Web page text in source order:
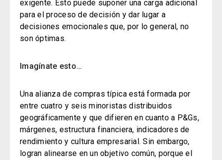
exigente. Esto puede suponer una carga adicional
para el proceso de decisión y dar lugar a
decisiones emocionales que, por lo general, no
son óptimas.
Imagínate esto…
Una alianza de compras típica está formada por
entre cuatro y seis minoristas distribuidos
geográficamente y que difieren en cuanto a P&Gs,
márgenes, estructura financiera, indicadores de
rendimiento y cultura empresarial. Sin embargo,
logran alinearse en un objetivo común, porque el